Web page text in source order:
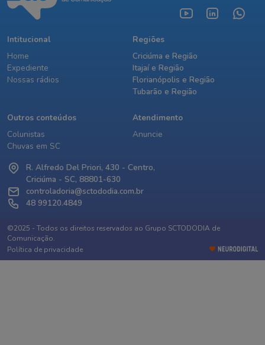
Intitucional
Home
Expediente
Nossas rádios
Regiões
Criciúma e Região
Itajaí e Região
Florianópolis e Região
Tubarão e Região
Outros conteúdos
Colunistas
Chuvas em SC
Atendimento
Anuncie
R. Alfredo Del Priori, 430 - Centro,
Criciúma - SC, 88801-630
controladoria@sctododia.com.br
48 99120.4849
©2025 - Todos os direitos reservados ao Grupo SCTODODIA de
Comunicação.
Política de privacidade